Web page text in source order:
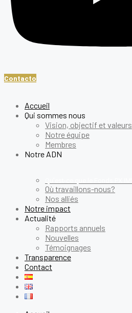
Contacto
Accueil
Qui sommes nous
Vision, objectif et valeurs
Notre équipe
Membres
Notre ADN
Où travaillons-nous?
Nos alliés
Notre impact
Actualité
Rapports annuels
Nouvelles
Témoignages
Transparence
Contact